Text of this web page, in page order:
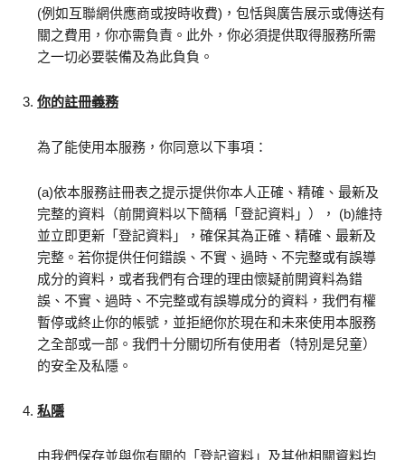
(例如互聯網供應商或按時收費)，包恬與廣告展示或傳送有
關之費用，你亦需負責。此外，你必須提供取得服務所需
之一切必要裝備及為此負負。
你的註冊義務
為了能使用本服務，你同意以下事項：
(a)依本服務註冊表之提示提供你本人正確、精確、最新及
完整的資料（前開資料以下簡稱「登記資料」）， (b)維持
並立即更新「登記資料」，確保其為正確、精確、最新及
完整。若你提供任何錯誤、不實、過時、不完整或有誤導
成分的資料，或者我們有合理的理由懷疑前開資料為錯
誤、不實、過時、不完整或有誤導成分的資料，我們有權
暫停或終止你的帳號，並拒絕你於現在和未來使用本服務
之全部或一部。我們十分關切所有使用者（特別是兒童）
的安全及私隱。
私隱
由我們保存並與你有關的「登記資料」及其他相關資料均